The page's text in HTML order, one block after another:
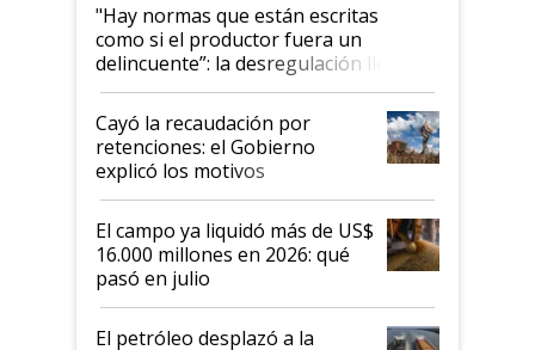
"Hay normas que están escritas
como si el productor fuera un
delincuente”: la desregulación llegó
al Congreso Aapresid y hasta se
habló del financiamiento al IPCVA
Cayó la recaudación por
retenciones: el Gobierno
explicó los motivos
El campo ya liquidó más de US$
16.000 millones en 2026: qué
pasó en julio
El petróleo desplazó a la